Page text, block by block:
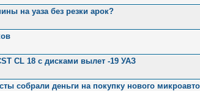
на уаза без резки арок?
CL 18 с дисками вылет -19 УАЗ
собрали деньги на покупку нового